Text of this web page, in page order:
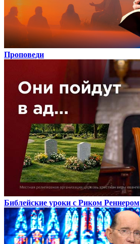
Проповеди
Библейские уроки с Риком Реннером